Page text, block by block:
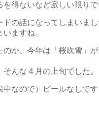
得ないなど寂しい限り
の話になってしまいま
ますね。
のか、今年は「桜吹雪」
んな４月の上旬でした。
なので）ビールなしで